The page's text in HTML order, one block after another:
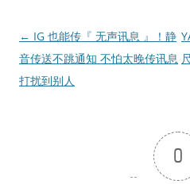
文
章
导
← IG 也能传『 无声讯息 』！静
音传送不跳通知 不怕太晚传讯息
打扰到别人
0